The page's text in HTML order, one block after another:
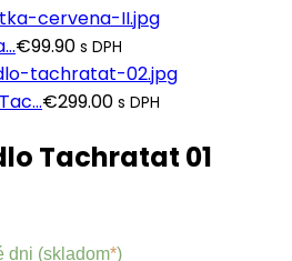
€99.90 s DPH
€299.00 s DPH
Tachratat 01
dni (skladom*)